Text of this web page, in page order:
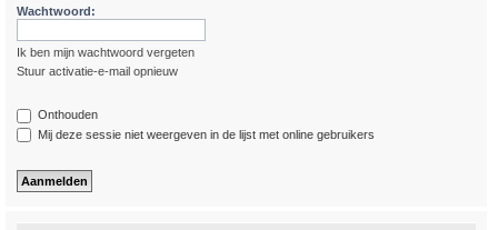
Wachtwoord:
Ik ben mijn wachtwoord vergeten
Stuur activatie-e-mail opnieuw
Onthouden
Mij deze sessie niet weergeven in de lijst met online gebruikers